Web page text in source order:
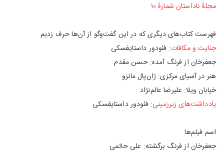
مجلهٔ ناداستان شمارهٔ ۱۰
فهرست کتاب‌های دیگری که در این گفت‌وگو از آن‌ها حرف زدیم
جنایت و مکافات: فئودور داستایفسکی
جعفرخان از فرنگ آمده: حسن مقدم
هنر در آسیای مرکزی: ژان‌پال مانزو
خیابان ویلا: علیرضا عالم‌نژاد
یادداشت‌های زیرزمینی: فئودور داستایفسکی
اسم فیلم‌ها
جعفرخان از فرنگ برگشته: علی حاتمی